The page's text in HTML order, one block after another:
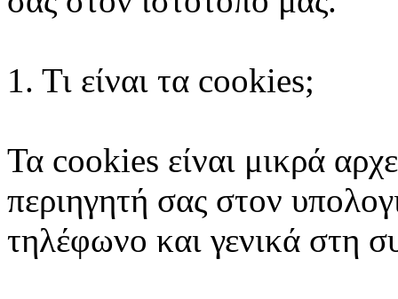
1. Τι είναι τα cookies;
Τα cookies είναι μικρά
περιηγητή σας στον
τηλέφωνο και γενικά στη